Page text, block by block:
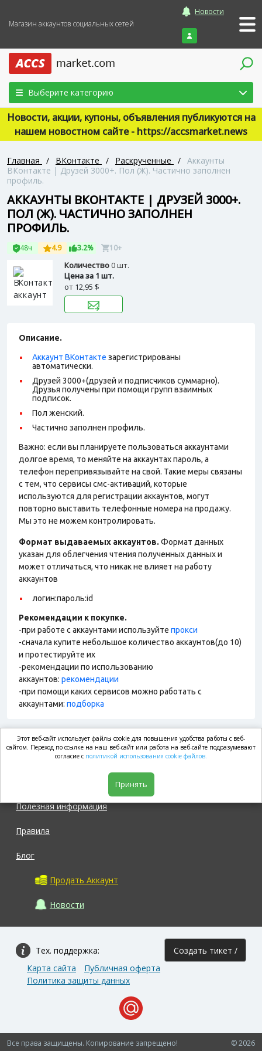
Магазин аккаунтов социальных сетей
Новости
Войти
Выберите категорию
Новости, акции, купоны, объявления публикуются на
нашем новостном сайте - https://accsmarket.news
Главная / ВКонтакте / Раскрученные / Аккаунты
ВКонтакте | Друзей 3000+. Пол (Ж). Частично заполнен
профиль.
АККАУНТЫ ВКОНТАКТЕ | ДРУЗЕЙ 3000+.
ПОЛ (Ж). ЧАСТИЧНО ЗАПОЛНЕН
ПРОФИЛЬ.
48ч 4.9 3.2% 10+
Количество0 шт.
Цена за 1 шт.
от 12,95 $
Описание.
Аккаунт ВКонтакте зарегистрированы
автоматически.
Друзей 3000+(друзей и подписчиков суммарно).
Друзья получены при помощи групп взаимных
подписок.
Пол женский.
Частично заполнен профиль.
Важно: если вы планируете пользоваться аккаунтами
долгое время, то меняйте на аккаунтах пароль, а
телефон перепривязывайте на свой. Такие меры связаны
с тем, что сервисы смс-активаций, которые
используются для регистрации аккаунтов, могут
повторно выставить телефонные номера на продажу.
Мы это не можем контролировать.
Формат выдаваемых аккаунтов. Формат данных
указан для облегчения чтения полученных данных и
может отличаться, что никак не влияет на работу
аккаунтов
логин:пароль:id
Рекомендации к покупке.
-при работе с аккаунтами используйте прокси
-сначала купите небольшое количество аккаунтов(до 10)
и протестируйте их
-рекомендации по использованию
аккаунтов: рекомендации
-при помощи каких сервисов можно работать с
аккаунтами: подборка
market.com
Полезная информация
Правила
Блог
Продать Аккаунт
Новости
Тех. поддержка: Создать тикет /
Карта сайта
Публичная оферта
Политика защиты данных
© 2026
Все права защищены. Копирование запрещено!
Этот веб-сайт использует файлы cookie для повышения удобства работы с веб-
сайтом. Переход по ссылке на наш веб-сайт или работа на веб-сайте подразумевают
согласие с политикой использования cookie файлов.
Принять